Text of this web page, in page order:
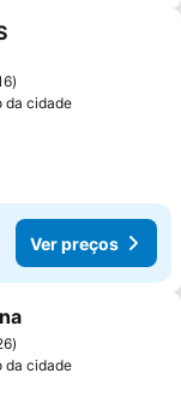
favoritos
da cidade
Ver preços
favoritos
da cidade